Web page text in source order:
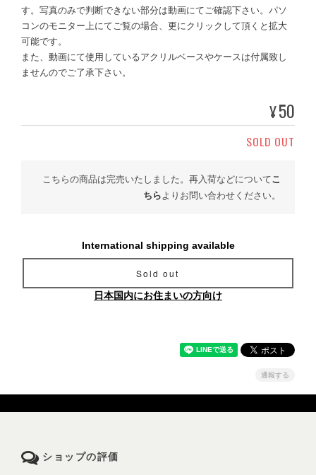
す。写真のみで判断できない部分は動画にてご確認下さい。パソ
コンのモニター上にてご覧の場合、更にクリックして頂くと拡大
可能です。
また、動画にて使用しているアクリルベースやケースは付属致し
ませんのでご了承下さい。
¥50
SOLD OUT
こちらの商品は完売いたしました。再入荷などについてこ
ちらよりお問い合わせください。
International shipping available
Sold out
日本国内にお住まいの方向け
通報する
ショップの評価